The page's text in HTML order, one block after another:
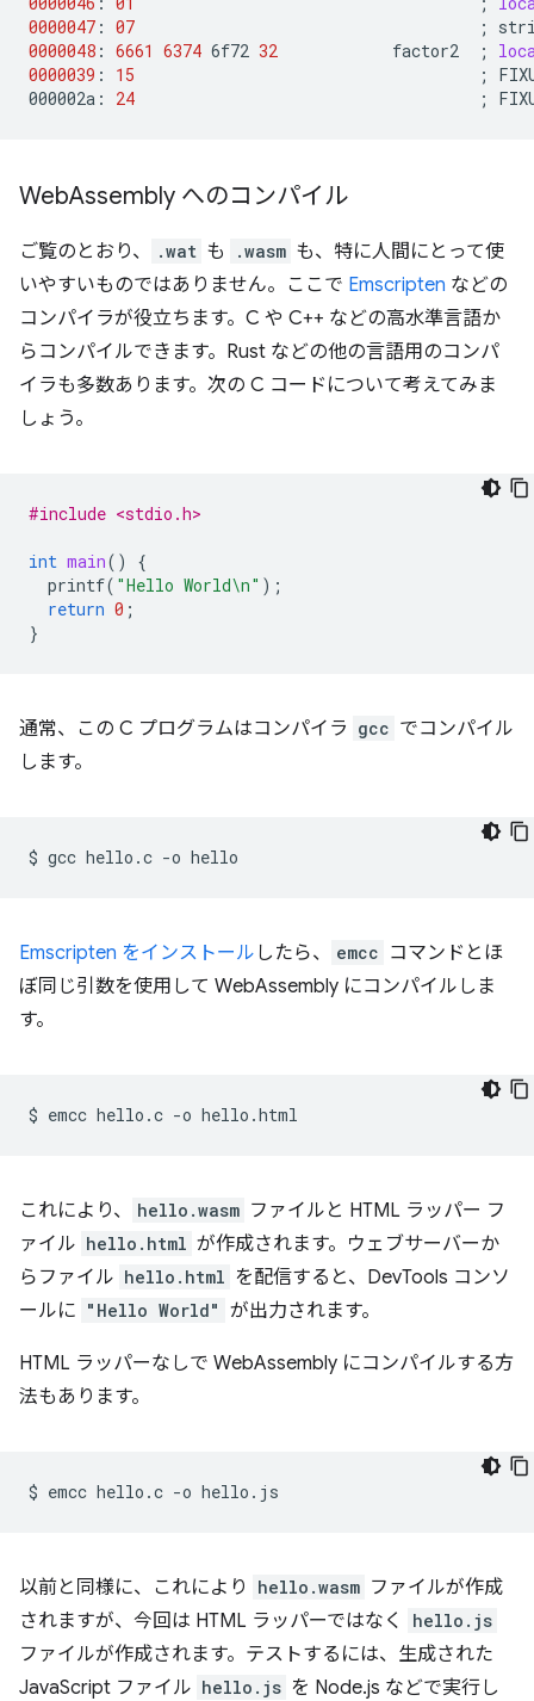
0000047 : 07 ;
0000048 : 6661 6374 6f72 32 factor2 ;
0000039 : 15 ;
000002a:
24 ;
WebAssembly へのコンパイル
ご覧のとおり、 .wat も .wasm も、特に人間にとって使
いやすいものではありません。ここで Emscripten などの
コンパイラが役立ちます。C や C++ などの高水準言語か
らコンパイルできます。Rust などの他の言語用のコンパ
イラも多数あります。次の C コードについて考えてみま
しょう。
#include <stdio.h>
int main()
{
printf( "Hello World\n" );
return 0 ;
}
通常、この C プログラムはコンパイラ gcc でコンパイル
します。
$ gcc hello.c -o
Emscripten をインストール したら、 emcc コマンドとほ
ぼ同じ引数を使用して WebAssembly にコンパイルしま
す。
$ emcc hello.c -o
これにより、 hello.wasm ファイルと HTML ラッパー フ
ァイル hello.html が作成されます。ウェブサーバーか
らファイル hello.html を配信すると、DevTools コンソ
ールに "Hello World" が出力されます。
HTML ラッパーなしで WebAssembly にコンパイルする方
法もあります。
$ emcc hello.c -o
以前と同様に、これにより hello.wasm ファイルが作成
されますが、今回は HTML ラッパーではなく
hello.js
ファイルが作成されます。テストするには、生成された
JavaScript ファイル hello.js を Node.js などで実行し